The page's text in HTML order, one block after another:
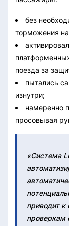
без
торможения
поезда за
пытались
изнутри;
намеренно
просовывая
«Система
приводит к
проверкам